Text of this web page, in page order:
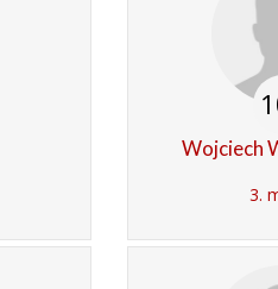
Wojciech
3.